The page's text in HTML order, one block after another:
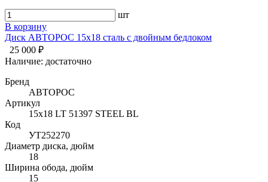
шт
В корзину
Диск АВТОРОС 15х18 сталь с двойным бедлоком
25 000 ₽
Наличие: достаточно
Бренд
АВТОРОС
Артикул
15х18 LT 51397 STEEL BL
Код
УТ252270
Диаметр диска, дюйм
18
Ширина обода, дюйм
15